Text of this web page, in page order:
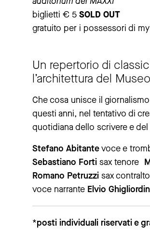
biglietti € 5 SOLD OUT
gratuito per i possessori di
Un repertorio di
l’architettura del
Che cosa unisce il
questi anni, nel tentativo di
quotidiana dello scrivere e
Stefano Abitantevoce e
Sebastiano Forti sax tenore
Romano Petruzzi sax contralto
voce narrante Elvio
*posti individuali riservati e